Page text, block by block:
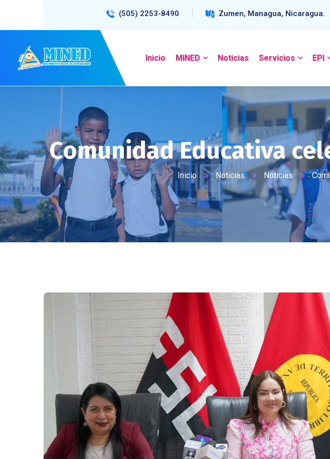
(505) 2253-8490 Zumen, Managua, Nicaragua.
Inicio MINED Noticias Servicios EPI
Comunidad Educativa
Inicio Noticias Noticias